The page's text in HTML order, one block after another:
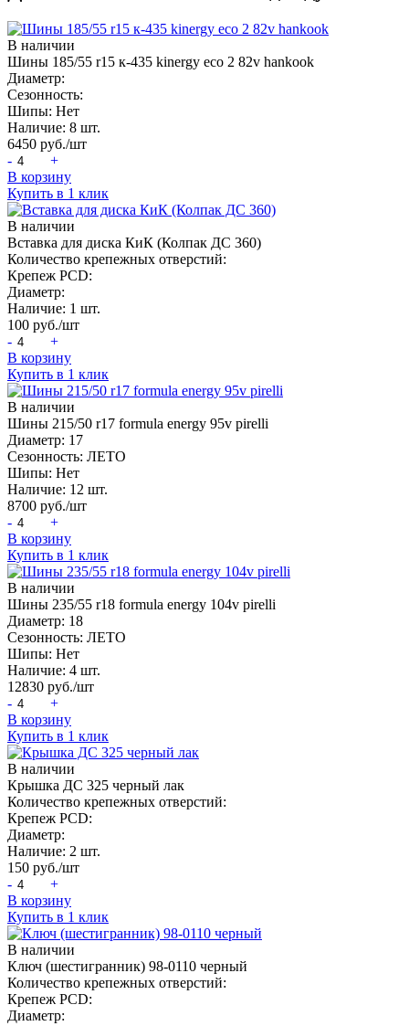
В наличии
Шины 185/55 r15 к-435 kinergy eco 2 82v hankook
Диаметр:
Сезонность:
Шипы: Нет
Наличие: 8 шт.
6450 руб./шт
-
+
В корзину
Купить в 1 клик
В наличии
Вставка для диска КиК (Колпак ДС 360)
Количество крепежных отверстий:
Крепеж PCD:
Диаметр:
Наличие: 1 шт.
100 руб./шт
-
+
В корзину
Купить в 1 клик
В наличии
Шины 215/50 r17 formula energy 95v pirelli
Диаметр: 17
Сезонность: ЛЕТО
Шипы: Нет
Наличие: 12 шт.
8700 руб./шт
-
+
В корзину
Купить в 1 клик
В наличии
Шины 235/55 r18 formula energy 104v pirelli
Диаметр: 18
Сезонность: ЛЕТО
Шипы: Нет
Наличие: 4 шт.
12830 руб./шт
-
+
В корзину
Купить в 1 клик
В наличии
Крышка ДС 325 черный лак
Количество крепежных отверстий:
Крепеж PCD:
Диаметр:
Наличие: 2 шт.
150 руб./шт
-
+
В корзину
Купить в 1 клик
В наличии
Ключ (шестигранник) 98-0110 черный
Количество крепежных отверстий:
Крепеж PCD:
Диаметр: